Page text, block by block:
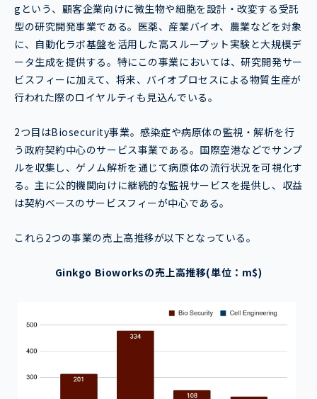
gという、顧客企業向けに微生物や細胞を設計・改変する受託
型の研究開発事業である。医薬、産業バイオ、農業などを対象
に、自動化ラボ基盤を活用した高スループット実験と大規模デ
ータ生成を提供する。特にこの事業においては、研究開発サー
ビスフィーに加えて、将来、バイオプロセスによる物質生産が
行われた際のロイヤルティも見込んでいる。
2つ目はBiosecurity事業。感染症や病原体の監視・解析を行
う政府契約中心のサービス事業である。国際空港などでサンプ
ルを収集し、ゲノム解析を通じて病原体の流行状況を可視化す
る。主に公的機関向けに継続的な監視サービスを提供し、収益
は契約ベースのサービスフィーが中心である。
これら2つの事業の売上高推移が以下となっている。
Ginkgo Bioworksの売上高推移(単位：m$)